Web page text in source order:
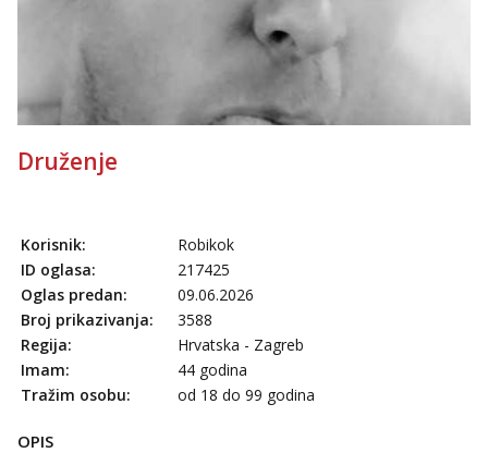
tel:0,93€ - mob:1,12€ min
Obavijesti me kada se oslobodi
064/677-677- Kod: #04
064/677-677- Kod: #106
tel:0,93€ - mob:1,12€ min
Vanesa
Čekam tvoj poziv!
064/677-677- Kod: #74
tel:0,93€ - mob:1,12€ min
Druženje
Korisnik:
Robikok
ID oglasa:
217425
Oglas predan:
09.06.2026
Broj prikazivanja:
3588
Regija:
Hrvatska - Zagreb
Imam:
44 godina
Tražim osobu:
od 18 do 99 godina
OPIS